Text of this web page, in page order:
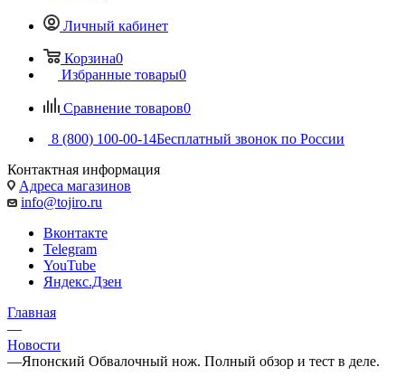
Личный кабинет
Корзина0
Избранные товары0
Сравнение товаров0
8 (800) 100-00-14Бесплатный звонок по России
Контактная информация
Адреса магазинов
info@tojiro.ru
Вконтакте
Telegram
YouTube
Яндекс.Дзен
Главная
—
Новости
—Японский Обвалочный нож. Полный обзор и тест в деле.